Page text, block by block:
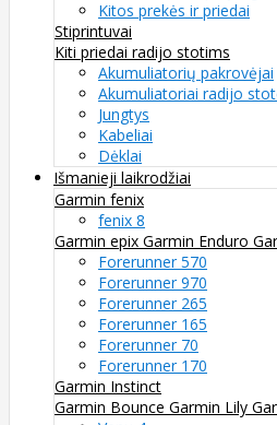
Kitos prekės ir priedai
Stiprintuvai
Kiti priedai radijo stotims
Akumuliatorių pakrovėjai
Akumuliatoriai radijo
Jungtys
Kabeliai
Dėklai
Išmanieji laikrodžiai
Garmin fenix
fenix 8
Garmin epix Garmin Enduro
Forerunner 570
Forerunner 970
Forerunner 265
Forerunner 165
Forerunner 70
Forerunner 170
Garmin Instinct
Garmin Bounce Garmin Lily